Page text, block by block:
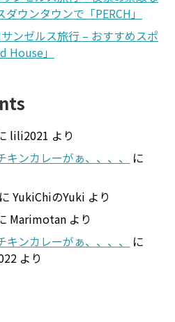
ウンタウンで「PERCH」
ンゼルス旅行 – おすすめスポ
House」
lili2021 より
ンカレーがぁ、、、、
に
に YukiChiのYuki より
Marimotan より
ンカレーがぁ、、、、
に
より